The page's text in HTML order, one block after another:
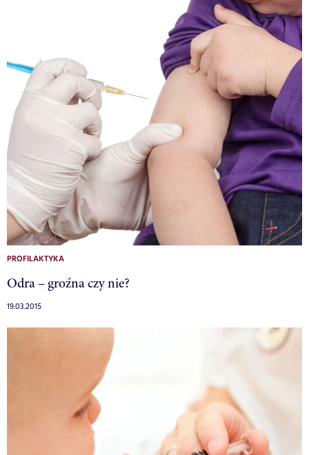
PROFILAKTYKA
Odra – groźna czy nie?
19.03.2015